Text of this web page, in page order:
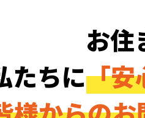
お住
たちに「安